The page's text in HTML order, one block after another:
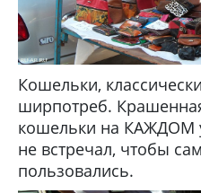
Кошельки,
ширпотреб.
кошельки на КАЖДОМ
не встречал, чтобы
пользовались.